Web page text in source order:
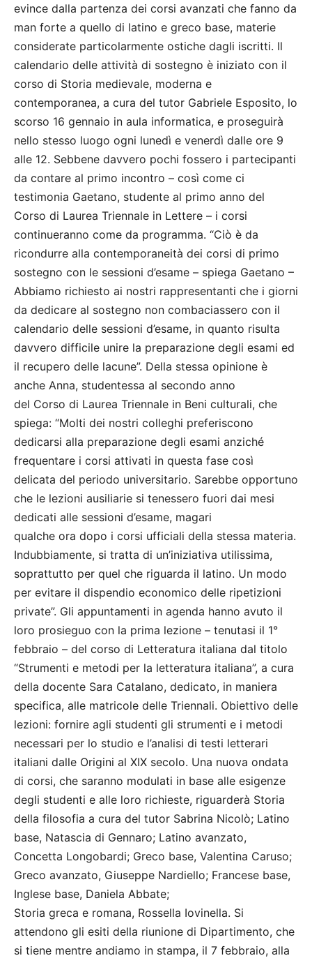
evince dalla partenza dei corsi avanzati che fanno da
man forte a quello di latino e greco base, materie
considerate particolarmente ostiche dagli iscritti. Il
calendario delle attività di sostegno è iniziato con il
corso di Storia medievale, moderna e
contemporanea, a cura del tutor Gabriele Esposito, lo
scorso 16 gennaio in aula informatica, e proseguirà
nello stesso luogo ogni lunedì e venerdì dalle ore 9
alle 12. Sebbene davvero pochi fossero i partecipanti
da contare al primo incontro – così come ci
testimonia Gaetano, studente al primo anno del
Corso di Laurea Triennale in Lettere – i corsi
continueranno come da programma. “Ciò è da
ricondurre alla contemporaneità dei corsi di primo
sostegno con le sessioni d’esame – spiega Gaetano –
Abbiamo richiesto ai nostri rappresentanti che i giorni
da dedicare al sostegno non combaciassero con il
calendario delle sessioni d’esame, in quanto risulta
davvero difficile unire la preparazione degli esami ed
il recupero delle lacune”. Della stessa opinione è
anche Anna, studentessa al secondo anno
del Corso di Laurea Triennale in Beni culturali, che
spiega: “Molti dei nostri colleghi preferiscono
dedicarsi alla preparazione degli esami anziché
frequentare i corsi attivati in questa fase così
delicata del periodo universitario. Sarebbe opportuno
che le lezioni ausiliarie si tenessero fuori dai mesi
dedicati alle sessioni d’esame, magari
qualche ora dopo i corsi ufficiali della stessa materia.
Indubbiamente, si tratta di un’iniziativa utilissima,
soprattutto per quel che riguarda il latino. Un modo
per evitare il dispendio economico delle ripetizioni
private”. Gli appuntamenti in agenda hanno avuto il
loro prosieguo con la prima lezione – tenutasi il 1°
febbraio – del corso di Letteratura italiana dal titolo
“Strumenti e metodi per la letteratura italiana”, a cura
della docente Sara Catalano, dedicato, in maniera
specifica, alle matricole delle Triennali. Obiettivo delle
lezioni: fornire agli studenti gli strumenti e i metodi
necessari per lo studio e l’analisi di testi letterari
italiani dalle Origini al XIX secolo. Una nuova ondata
di corsi, che saranno modulati in base alle esigenze
degli studenti e alle loro richieste, riguarderà Storia
della filosofia a cura del tutor Sabrina Nicolò; Latino
base, Natascia di Gennaro; Latino avanzato,
Concetta Longobardi; Greco base, Valentina Caruso;
Greco avanzato, Giuseppe Nardiello; Francese base,
Inglese base, Daniela Abbate;
Storia greca e romana, Rossella Iovinella. Si
attendono gli esiti della riunione di Dipartimento, che
si tiene mentre andiamo in stampa, il 7 febbraio, alla